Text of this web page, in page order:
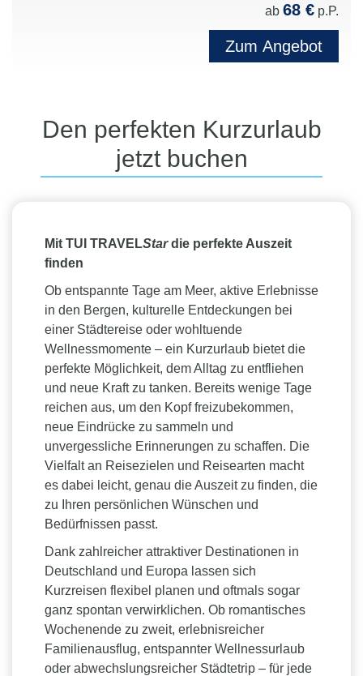
ab 68 € p.P.
Zum Angebot
Den perfekten Kurzurlaub
jetzt buchen
Mit TUI TRAVELStardie perfekte Auszeit
finden
Ob entspannte Tage am Meer, aktive Erlebnisse
in den Bergen, kulturelle Entdeckungen bei
einer Städtereise oder wohltuende
Wellnessmomente – ein Kurzurlaub bietet die
perfekte Möglichkeit, dem Alltag zu entfliehen
und neue Kraft zu tanken. Bereits wenige Tage
reichen aus, um den Kopf freizubekommen,
neue Eindrücke zu sammeln und
unvergessliche Erinnerungen zu schaffen. Die
Vielfalt an Reisezielen und Reisearten macht
es dabei leicht, genau die Auszeit zu finden, die
zu Ihren persönlichen Wünschen und
Bedürfnissen passt.
Dank zahlreicher attraktiver Destinationen in
Deutschland und Europa lassen sich
Kurzreisen flexibel planen und oftmals sogar
ganz spontan verwirklichen. Ob romantisches
Wochenende zu zweit, erlebnisreicher
Familienausflug, entspannter Wellnessurlaub
oder abwechslungsreicher Städtetrip – für jede